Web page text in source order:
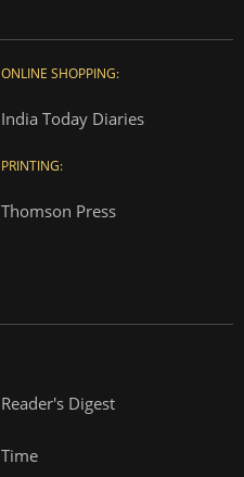
ONLINE SHOPPING:
India Today Diaries
PRINTING:
Thomson Press
Reader's Digest
Time